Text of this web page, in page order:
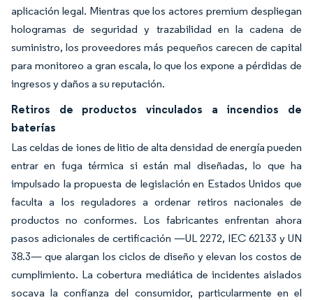
aplicación legal. Mientras que los actores premium despliegan
hologramas de seguridad y trazabilidad en la cadena de
suministro, los proveedores más pequeños carecen de capital
para monitoreo a gran escala, lo que los expone a pérdidas de
ingresos y daños a su reputación.
Retiros de productos vinculados a incendios de
baterías
Las celdas de iones de litio de alta densidad de energía pueden
entrar en fuga térmica si están mal diseñadas, lo que ha
impulsado la propuesta de legislación en Estados Unidos que
faculta a los reguladores a ordenar retiros nacionales de
productos no conformes. Los fabricantes enfrentan ahora
pasos adicionales de certificación —UL 2272, IEC 62133 y UN
38.3— que alargan los ciclos de diseño y elevan los costos de
cumplimiento. La cobertura mediática de incidentes aislados
socava la confianza del consumidor, particularmente en el